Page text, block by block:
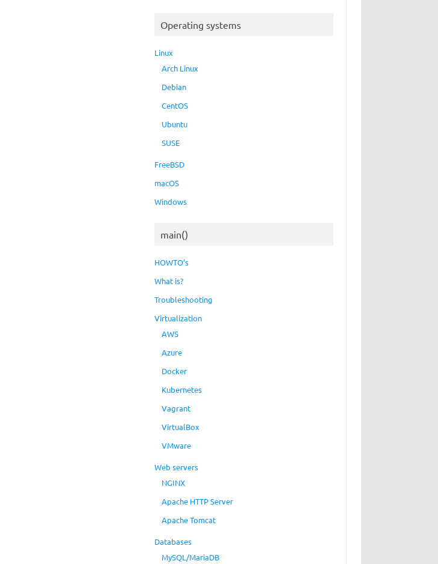
Operating systems
Linux
Arch Linux
Debian
CentOS
Ubuntu
SUSE
FreeBSD
macOS
Windows
main()
HOWTO’s
What is?
Troubleshooting
Virtualization
AWS
Azure
Docker
Kubernetes
Vagrant
VirtualBox
VMware
Web servers
NGINX
Apache HTTP Server
Apache Tomcat
Databases
MySQL/MariaDB